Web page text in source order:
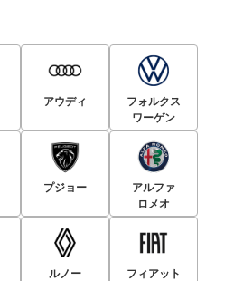
アウディ
フォルクス
ワーゲン
プジョー
アルファ
ロメオ
ルノー フィアット